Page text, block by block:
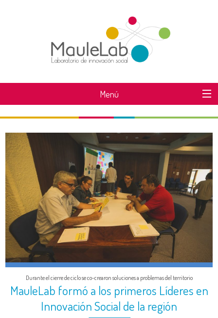
Menú
SOBRE MAULELAB
DESAFÍOS MAULELAB
ÁREAS DE TRABAJO
SABER MÁS
NOTICIAS
CALENDARIO
CONTACTO
Durante el cierre de ciclo se co-crearon soluciones a problemas del territorio
MauleLab formó a los primeros Líderes en
Innovación Social de la región